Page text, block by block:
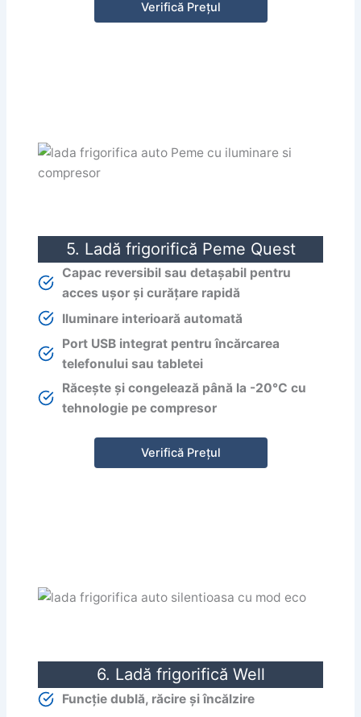
Verifică Prețul
5. Ladă frigorifică Peme Quest
Capac reversibil sau detașabil pentru
acces ușor și curățare rapidă
Iluminare interioară automată
Port USB integrat pentru încărcarea
telefonului sau tabletei
Răcește și congelează până la -20°C cu
tehnologie pe compresor
Verifică Prețul
6. Ladă frigorifică Well
Funcție dublă, răcire și încălzire